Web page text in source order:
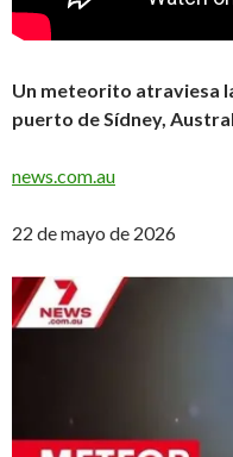
Un meteorito atraviesa
puerto de Sídney,
news.com.au
22 de mayo de 2026